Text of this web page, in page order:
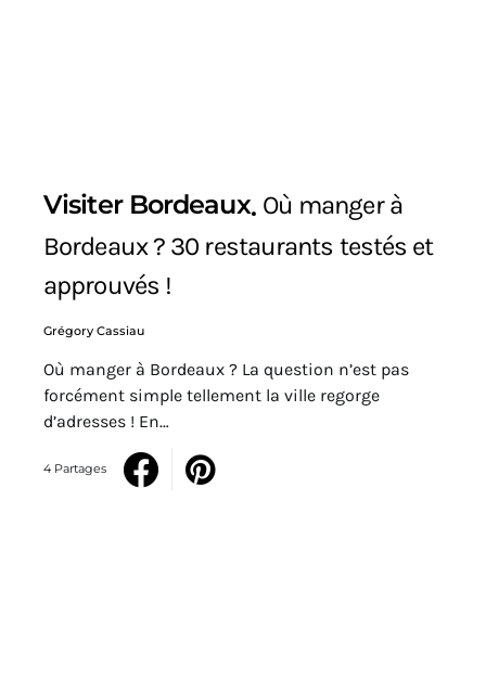
Visiter Bordeaux Où manger à
Bordeaux ? 30 restaurants testés et
approuvés !
Grégory Cassiau
Où manger à Bordeaux ? La question n’est pas
forcément simple tellement la ville regorge
d’adresses ! En…
4 Partages